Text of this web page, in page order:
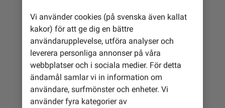
Vi använder cookies (på svenska även kallat
kakor) för att ge dig en bättre
användarupplevelse, utföra analyser och
leverera personliga annonser på våra
webbplatser och i sociala medier. För detta
ändamål samlar vi in information om
användare, surfmönster och enheter. Vi
använder fyra kategorier av